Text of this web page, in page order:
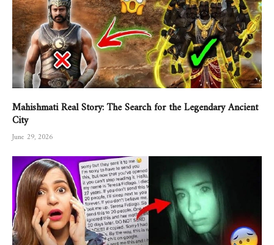
Mahishmati Real Story: The Search for the Legendary Ancient
City
June 29, 2026